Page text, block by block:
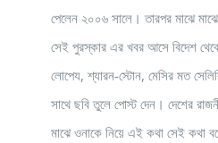
পেলেন ২০০৬ সালে। তারপর মাঝে
সেই পুরস্কার এর খবর আসে বিদেশ
লোপেয, শ্যারন-স্টোন, মেসির মত
সাথে ছবি তুলে পোস্ট দেন। দেশের
মাঝে ওনাকে নিয়ে এই কথা সেই কথা